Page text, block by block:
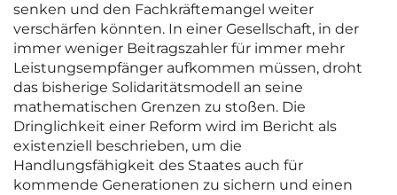
senken und den Fachkräftemangel weiter
verschärfen könnten. In einer Gesellschaft, in der
immer weniger Beitragszahler für immer mehr
Leistungsempfänger aufkommen müssen, droht
das bisherige Solidaritätsmodell an seine
mathematischen Grenzen zu stoßen. Die
Dringlichkeit einer Reform wird im Bericht als
existenziell beschrieben, um die
Handlungsfähigkeit des Staates auch für
kommende Generationen zu sichern und einen